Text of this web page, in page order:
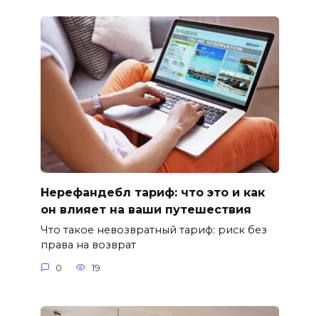
Нерефандебл тариф: что это и как
он влияет на ваши путешествия
Что такое невозвратный тариф: риск без
права на возврат
0 19